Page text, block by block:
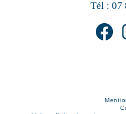
Tél : 07